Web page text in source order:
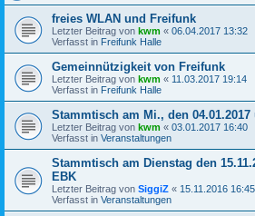
freies WLAN und Freifunk
Letzter Beitrag von kwm « 06.04.2017 13:32
Verfasst in Freifunk Halle
Gemeinnützigkeit von Freifunk
Letzter Beitrag von kwm « 11.03.2017 19:14
Verfasst in Freifunk Halle
Stammtisch am Mi., den
Letzter Beitrag von kwm « 03.01.2017 16:40
Verfasst in Veranstaltungen
Stammtisch am Dienstag den
EBK
Letzter Beitrag von SiggiZ « 15.11.2016 16:45
Verfasst in Veranstaltungen